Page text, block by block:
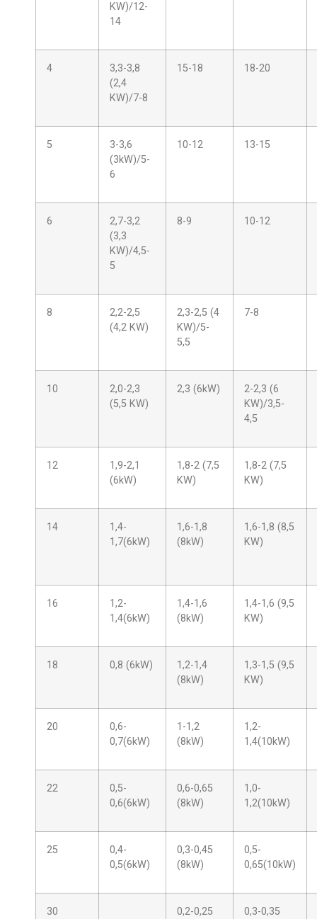
KW)/12-
14
4
3,3-3,8
(2,4
KW)/7-8
15-18 18-20
5
3-3,6
(3kW)/5-
6
10-12 13-15
6
2,7-3,2
(3,3
KW)/4,5-
5
8-9 10-12
8
2,2-2,5
(4,2 KW)
2,3-2,5 (4
KW)/5-
5,5
7-8
10
2,0-2,3
(5,5 KW)
2,3 (6kW)
2-2,3 (6
KW)/3,5-
4,5
12
1,9-2,1
(6kW)
1,8-2 (7,5
KW)
1,8-2 (7,5
KW)
14
1,4-
1,7(6kW)
1,6-1,8
(8kW)
1,6-1,8 (8,5
KW)
16
1,2-
1,4(6kW)
1,4-1,6
(8kW)
1,4-1,6 (9,5
KW)
18 0,8 (6kW)
1,2-1,4
(8kW)
1,3-1,5 (9,5
KW)
20
0,6-
0,7(6kW)
1-1,2
(8kW)
1,2-
1,4(10kW)
22
0,5-
0,6(6kW)
0,6-0,65
(8kW)
1,0-
1,2(10kW)
25
0,4-
0,5(6kW)
0,3-0,45
(8kW)
0,5-
0,65(10kW)
30 0,2-0,25 0,3-0,35